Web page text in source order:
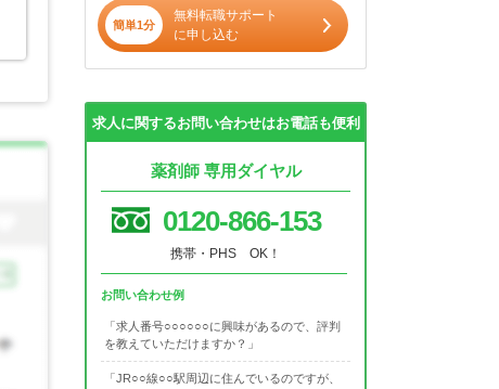
簡単1分
無料転職サポート
に申し込む
求人に関するお問い合わせはお電話も便利
薬剤師 専用ダイヤル
0120-866-153
携帯・PHS OK！
お問い合わせ例
「求人番号○○○○○○に興味があるので、評判
を教えていただけますか？」
「JR○○線○○駅周辺に住んでいるのですが、